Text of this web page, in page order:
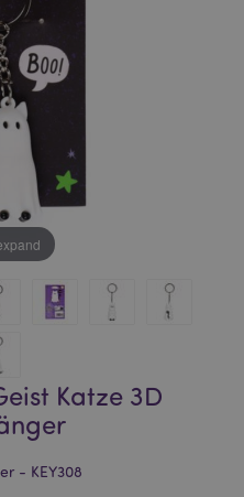
Katze 3D
- KEY308